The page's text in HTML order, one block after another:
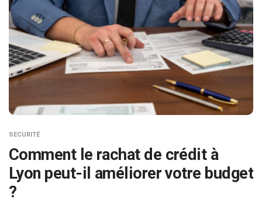
SECURITÉ
Comment le rachat de crédit à
Lyon peut-il améliorer votre budget
?